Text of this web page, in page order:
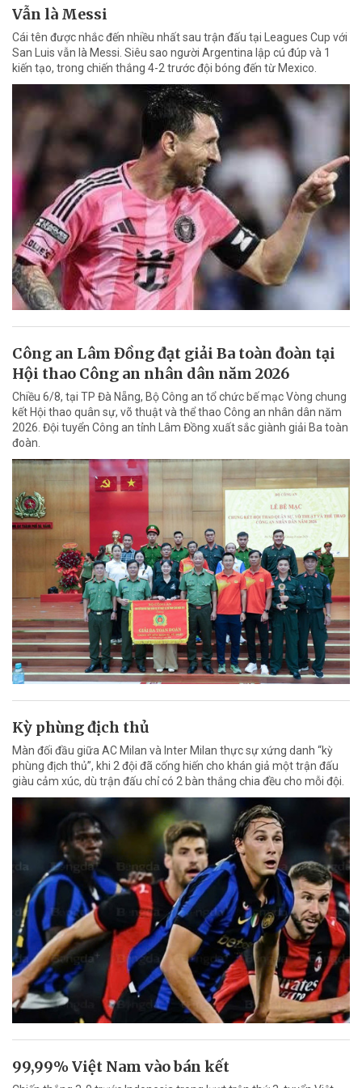
Vẫn là Messi
Cái tên được nhắc đến nhiều nhất sau trận đấu tại Leagues Cup với
San Luis vẫn là Messi. Siêu sao người Argentina lập cú đúp và 1
kiến tạo, trong chiến thắng 4-2 trước đội bóng đến từ Mexico.
Công an Lâm Đồng đạt giải Ba toàn đoàn tại
Hội thao Công an nhân dân năm 2026
Chiều 6/8, tại TP Đà Nẵng, Bộ Công an tổ chức bế mạc Vòng chung
kết Hội thao quân sự, võ thuật và thể thao Công an nhân dân năm
2026. Đội tuyển Công an tỉnh Lâm Đồng xuất sắc giành giải Ba toàn
đoàn.
Kỳ phùng địch thủ
Màn đối đầu giữa AC Milan và Inter Milan thực sự xứng danh “kỳ
phùng địch thủ”, khi 2 đội đã cống hiến cho khán giả một trận đấu
giàu cảm xúc, dù trận đấu chỉ có 2 bàn thắng chia đều cho mỗi đội.
99,99% Việt Nam vào bán kết